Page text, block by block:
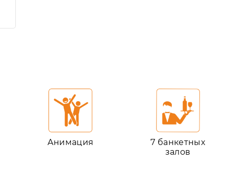
Анимация
7 банкетных
залов